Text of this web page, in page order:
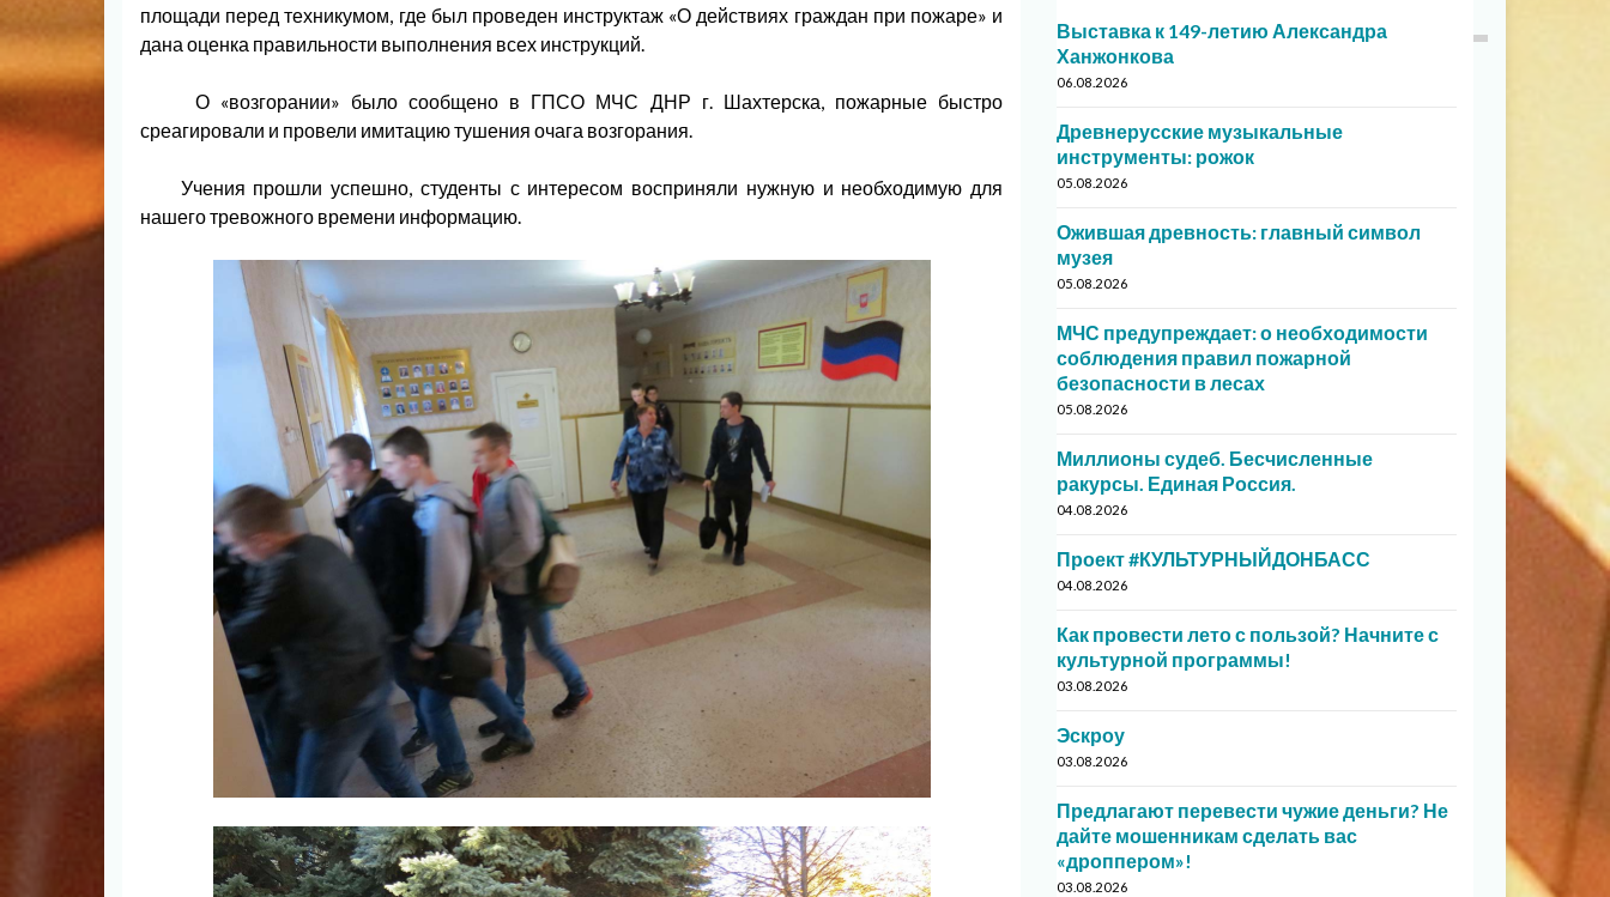
площади перед техникумом, где был проведен инструктаж «О действиях граждан при пожаре» и
дана оценка правильности выполнения всех инструкций.
О «возгорании» было сообщено в ГПСО МЧС ДНР г. Шахтерска, пожарные быстро
среагировали и провели имитацию тушения очага возгорания.
Учения прошли успешно, студенты с интересом восприняли нужную и необходимую для
нашего тревожного времени информацию.
Выставка к 149-летию Александра
Ханжонкова
06.08.2026
Древнерусские музыкальные
инструменты: рожок
05.08.2026
Ожившая древность: главный символ
музея
05.08.2026
МЧС предупреждает: о необходимости
соблюдения правил пожарной
безопасности в лесах
05.08.2026
Миллионы судеб. Бесчисленные
ракурсы. Единая Россия.
04.08.2026
Проект #КУЛЬТУРНЫЙДОНБАСС
04.08.2026
Как провести лето с пользой? Начните с
культурной программы!
03.08.2026
Эскроу
03.08.2026
Предлагают перевести чужие деньги? Не
дайте мошенникам сделать вас
«дроппером»!
03.08.2026